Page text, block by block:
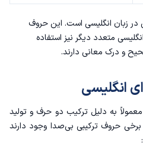
در زبان انگلیسی است. این حروف
متعدد دیگر نیز استفاده
و درک معانی دارند.
انگلیسی
به دلیل ترکیب دو حرف و تولید
برخی حروف ترکیبی بی‌صدا وجود دارند